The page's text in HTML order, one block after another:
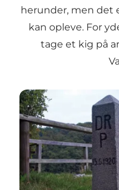
herunder, men det
kan opleve. For
tage et kig på
Grænsedragning